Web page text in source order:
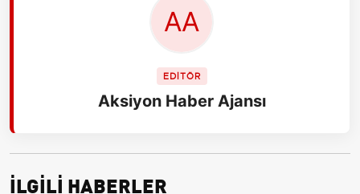
EDİTÖR
Aksiyon Haber Ajansı
İLGİLİ HABERLER